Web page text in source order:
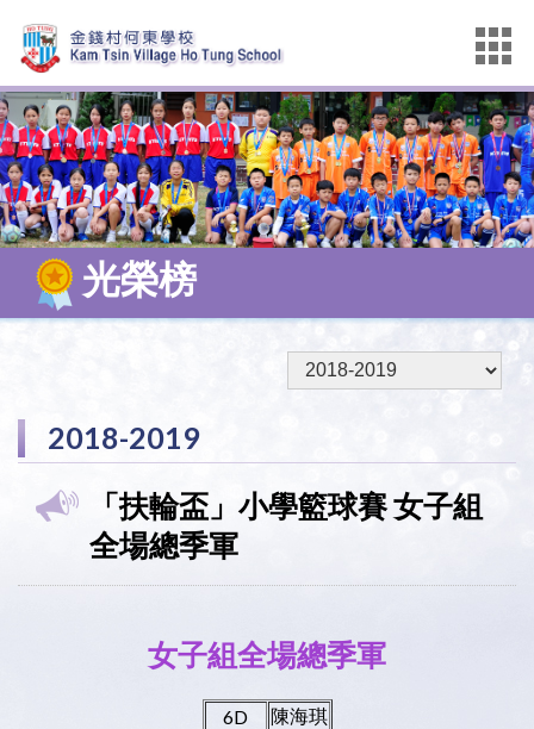
光榮榜
2018-2019
「扶輪盃」小學籃球賽 女子組
全場總季軍
女子組全場總季軍
6D
陳海琪